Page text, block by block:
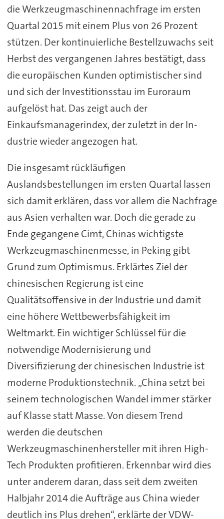
die Werkzeugmaschinennachfrage im ersten
Quartal 2015 mit einem Plus von 26 Prozent
stützen. Der kontinuierliche Bestellzuwachs seit
Herbst des vergangenen Jahres bestätigt, dass
die europäischen Kunden optimistischer sind
und sich der Investitionsstau im Euroraum
aufgelöst hat. Das zeigt auch der
Einkaufsmanagerindex, der zuletzt in der In-
dustrie wieder angezogen hat.
Die insgesamt rückläufigen
Auslandsbestellungen im ersten Quartal lassen
sich damit erklären, dass vor allem die Nachfrage
aus Asien verhalten war. Doch die gerade zu
Ende gegangene Cimt, Chinas wichtigste
Werkzeugmaschinenmesse, in Peking gibt
Grund zum Optimismus. Erklärtes Ziel der
chinesischen Regierung ist eine
Qualitätsoffensive in der Industrie und damit
eine höhere Wettbewerbsfähigkeit im
Weltmarkt. Ein wichtiger Schlüssel für die
notwendige Modernisierung und
Diversifizierung der chinesischen Industrie ist
moderne Produktionstechnik. „China setzt bei
seinem technologischen Wandel immer stärker
auf Klasse statt Masse. Von diesem Trend
werden die deutschen
Werkzeugmaschinenhersteller mit ihren High-
Tech Produkten profitieren. Erkennbar wird dies
unter anderem daran, dass seit dem zweiten
Halbjahr 2014 die Aufträge aus China wieder
deutlich ins Plus drehen“, erklärte der VDW-